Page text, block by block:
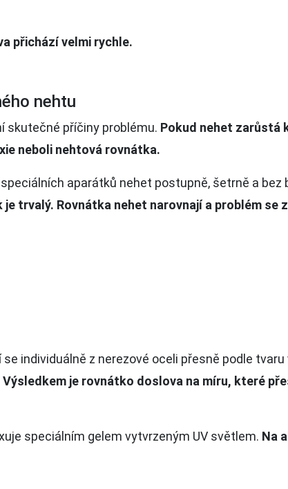
přichází velmi rychle.
nehtu
skutečné příčiny problému. Pokud nehet zarůstá
neboli nehtová rovnátka.
aparátků nehet postupně, šetrně a
je trvalý. Rovnátka nehet narovnají a problém se
individuálně z nerezové oceli přesně podle
Výsledkem je rovnátko doslova na míru, které
speciálním gelem vytvrzeným UV světlem. Na